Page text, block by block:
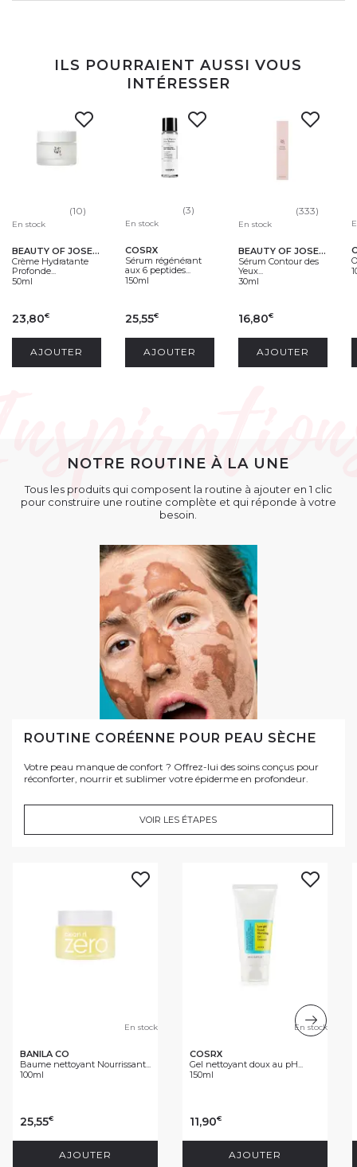
ILS POURRAIENT AUSSI VOUS
INTÉRESSER
(10)
En stock
BEAUTY OF JOSEON
Crème Hydratante
Profonde...
50ml
23,80€
AJOUTER
(3)
En stock
COSRX
Sérum régénérant
aux 6 peptides...
150ml
25,55€
AJOUTER
(333)
En stock
BEAUTY OF JOSEON
Sérum Contour des
Yeux...
30ml
16,80€
AJOUTER
NOTRE ROUTINE À LA UNE
Tous les produits qui composent la routine à ajouter en 1 clic
pour construire une routine complète et qui réponde à votre
besoin.
ROUTINE CORÉENNE POUR PEAU SÈCHE
Votre peau manque de confort ? Offrez-lui des soins conçus pour
réconforter, nourrir et sublimer votre épiderme en profondeur.
VOIR LES ÉTAPES
En stock
BANILA CO
Baume nettoyant Nourrissant...
100ml
25,55€
AJOUTER
En stock
COSRX
Gel nettoyant doux au pH...
150ml
11,90€
AJOUTER